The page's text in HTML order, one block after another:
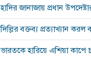
হাদির জানাজায় প্রধান
দিল্লির বক্তব্য প্রত্যাখ্যান করল
ভারতকে হারিয়ে এশিয়া কাপে